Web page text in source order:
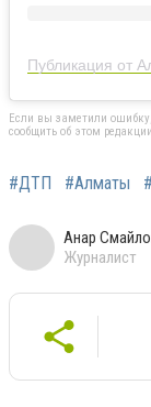
Если вы заметили
сообщить об этом редакции
#ДТП #Алматы
Анар
Журналист